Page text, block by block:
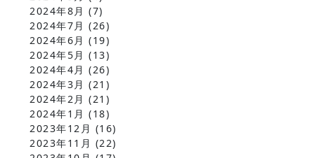
2024年8月 (7)
2024年7月 (26)
2024年6月 (19)
2024年5月 (13)
2024年4月 (26)
2024年3月 (21)
2024年2月 (21)
2024年1月 (18)
2023年12月 (16)
2023年11月 (22)